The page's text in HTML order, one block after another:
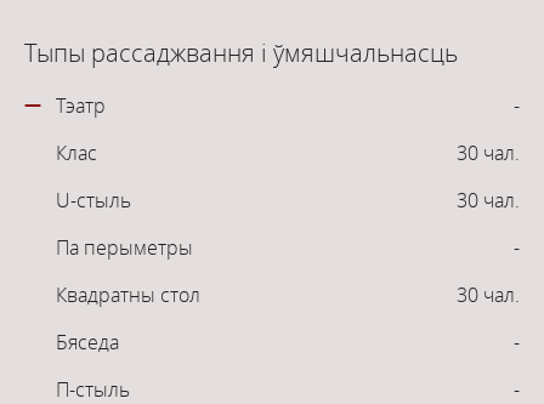
Тыпы рассаджвання і ўмяшчальнасць
Тэатр
-
Клас
30 чал.
U-стыль
30 чал.
Па перыметры
-
Квадратны стол
30 чал.
Бяседа
-
П-стыль
-